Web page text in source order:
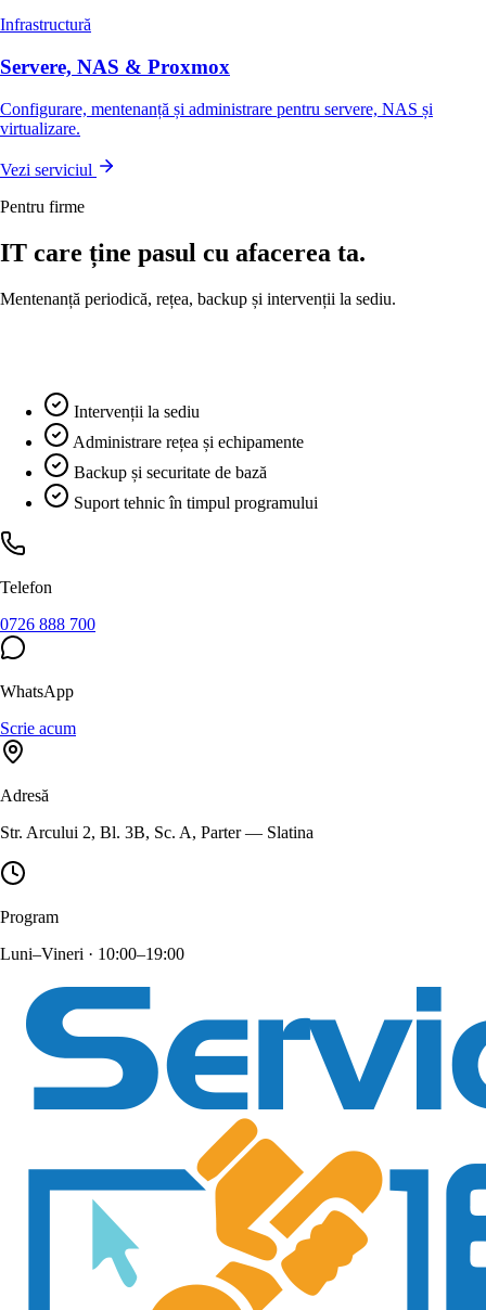
Infrastructură
Servere, NAS & Proxmox
Configurare, mentenanță și administrare pentru servere, NAS și
virtualizare.
Vezi serviciul
Pentru firme
IT care ține pasul cu afacerea ta.
Mentenanță periodică, rețea, backup și intervenții la sediu.
Intervenții la sediu
Administrare rețea și echipamente
Backup și securitate de bază
Suport tehnic în timpul programului
Telefon
0726 888 700
WhatsApp
Scrie acum
Adresă
Str. Arcului 2, Bl. 3B, Sc. A, Parter — Slatina
Program
Luni–Vineri · 10:00–19:00